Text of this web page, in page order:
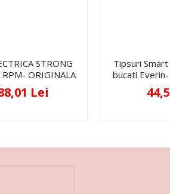
STRONG
ORIGINALA
Lei
Tipsuri
bucati